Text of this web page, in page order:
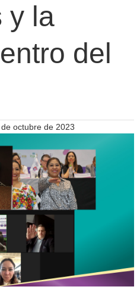
y la
del
octubre de 2023